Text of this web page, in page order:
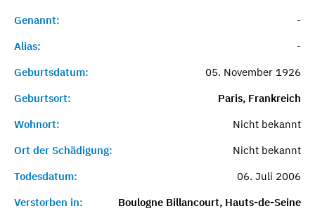
Genannt:
-
Alias:
-
Geburtsdatum:
05. November 1926
Geburtsort:
Paris, Frankreich
Wohnort:
Nicht bekannt
Ort der Schädigung:
Nicht bekannt
Todesdatum:
06. Juli 2006
Verstorben in:
Boulogne Billancourt, Hauts-de-Seine